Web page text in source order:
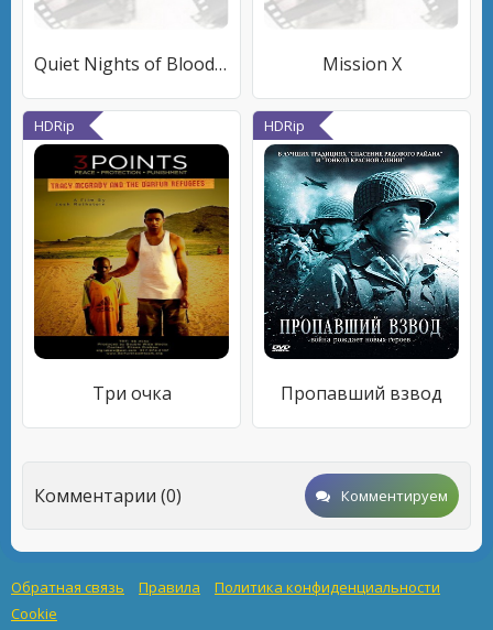
Quiet Nights of Blood and Pain Mission X
HDRip
Три очка
HDRip
Пропавший взвод
Комментарии (0) Комментируем
Обратная связь Правила
Политика конфиденциальности
Cookie